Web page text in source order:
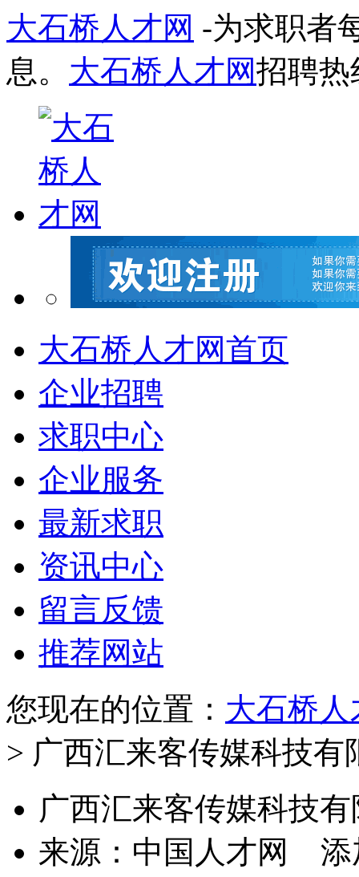
大石桥人才网 -为求职者
息。 大石桥人才网招聘热
大石桥人才网首页
企业招聘
求职中心
企业服务
最新求职
资讯中心
留言反馈
推荐网站
您现在的位置： 大石桥人
> 广西汇来客传媒科技有
广西汇来客传媒科技
来源： 中国人才网
添